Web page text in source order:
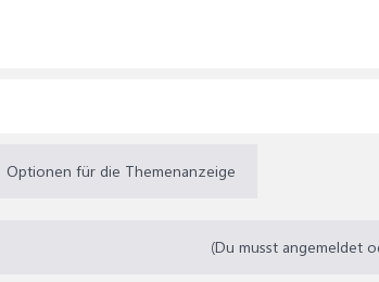
Optionen für die Themenanzeige
(Du musst angemeldet